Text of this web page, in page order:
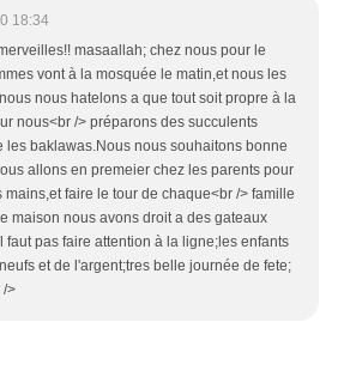
18:34
masaallah; chez nous pour le
vont à la mosquée le matin,et nous les
nous hatelons a que tout soit propre à la
nous<br /> préparons des succulents
les baklawas.Nous nous souhaitons bonne
allons en premeier chez les parents pour
mains,et faire le tour de chaque<br /> famille
maison nous avons droit a des gateaux
faut pas faire attention à la ligne;les enfants
et de l'argent;tres belle journée de fete;
/>